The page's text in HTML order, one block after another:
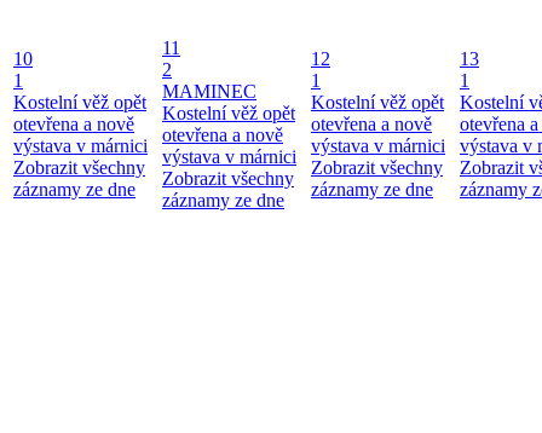
10
1
Kostelní věž opět
otevřena a nově
výstava v márnici
Zobrazit všechny
záznamy ze dne
11
2
MAMINEC
Kostelní věž opět
otevřena a nově
výstava v márnici
Zobrazit všechny
záznamy ze dne
12
1
Kostelní věž opět
otevřena a nově
výstava v márnici
Zobrazit všechny
záznamy ze dne
13
1
Kostelní
otevřena
výstava v
Zobrazit
záznamy